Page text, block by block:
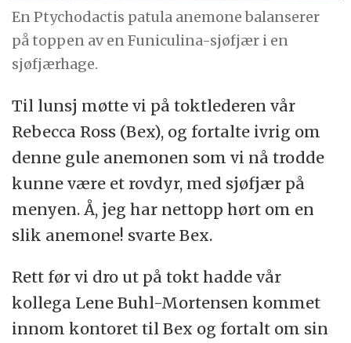
En Ptychodactis patula anemone balanserer
på toppen av en Funiculina-sjøfjær i en
sjøfjærhage.
Til lunsj møtte vi på toktlederen vår
Rebecca Ross (Bex), og fortalte ivrig om
denne gule anemonen som vi nå trodde
kunne være et rovdyr, med sjøfjær på
menyen. Å, jeg har nettopp hørt om en
slik anemone! svarte Bex.
Rett før vi dro ut på tokt hadde vår
kollega Lene Buhl-Mortensen kommet
innom kontoret til Bex og fortalt om sin